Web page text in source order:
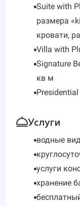
Suite with
размера
кровати,
Villa with
Signature
кв м
Услуги
водные
услуги
хранение